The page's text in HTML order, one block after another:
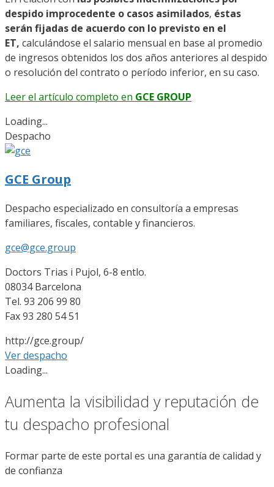
despido improcedente o casos asimilados, éstas
serán fijadas de acuerdo con lo previsto en el
ET, calculándose el salario mensual en base al promedio
de ingresos obtenidos los dos años anteriores al despido
o resolución del contrato o período inferior, en su caso.
Leer el artículo completo en GCE GROUP
Loading...
Despacho
GCE Group
Despacho especializado en consultoría a empresas
familiares, fiscales, contable y financieros.
gce@gce.group
Doctors Trias i Pujol, 6-8 entlo.
08034 Barcelona
Tel. 93 206 99 80
Fax 93 280 54 51
http://gce.group/
Ver despacho
Loading...
Aumenta la visibilidad y reputación de
tu despacho profesional
Formar parte de este portal es una garantía de calidad y
de confianza